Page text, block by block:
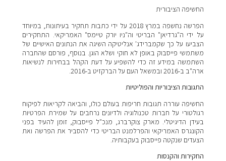
החשיפה הציבורית
הפרשה נחשפה במרץ 2018 על ידי כתבות תחקיר בעיתונות, במיוחד
על ידי ה"גרדיאן" הבריטי וה"ניו יורק טיימס" האמריקאי. התחקירים
הצביעו על כך שקמברידג' אנליטיקה השיגה את הנתונים האישיים של
משתמשי פייסבוק באופן לא חוקי ושלא הוגן. בנוסף, פורסם שהחברה
השתמשה במידע זה כדי להשפיע על דעת הקהל בבחירות לנשיאות
ארה"ב ב-2016 ובמשאל העם על הברקזיט ב-2016.
התגובות הציבוריות והפוליטיות
החשיפה עוררה תגובות חריפות בעולם כולו, והביאה לקריאות לפיקוח
רגולטורי על חברות טכנולוגיה ולדיונים נרחבים על שמירת הפרטיות
בעידן הדיגיטלי. מארק צוקרברג, מנכ"ל פייסבוק, זומן להעיד בפני
הקונגרס האמריקאי והפרלמנט הבריטי כדי להסביר את הפרשה ואת
הצעדים שנקטה פייסבוק בעקבותיה.
החקירות והקנסות